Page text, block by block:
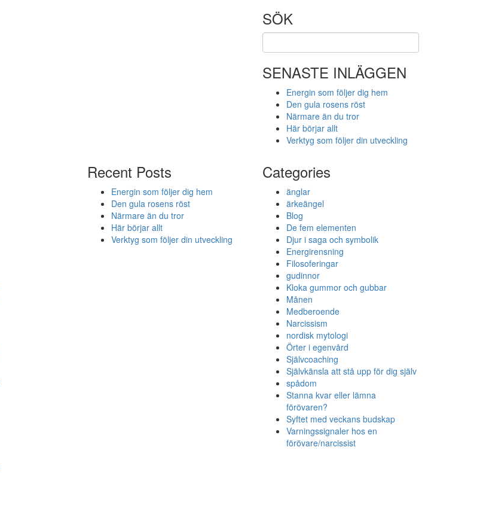
SÖK
SENASTE INLÄGGEN
Energin som följer dig hem
Den gula rosens röst
Närmare än du tror
Här börjar allt
Verktyg som följer din utveckling
Recent Posts
Energin som följer dig hem
Den gula rosens röst
Närmare än du tror
Här börjar allt
Verktyg som följer din utveckling
Categories
änglar
ärkeängel
Blog
De fem elementen
Djur i saga och symbolik
Energirensning
Filosoferingar
gudinnor
Kloka gummor och gubbar
Månen
Medberoende
Narcissism
nordisk mytologi
Örter i egenvård
Självcoaching
Självkänsla att stå upp för dig själv
spådom
Stanna kvar eller lämna
förövaren?
Syftet med veckans budskap
Varningssignaler hos en
förövare/narcissist